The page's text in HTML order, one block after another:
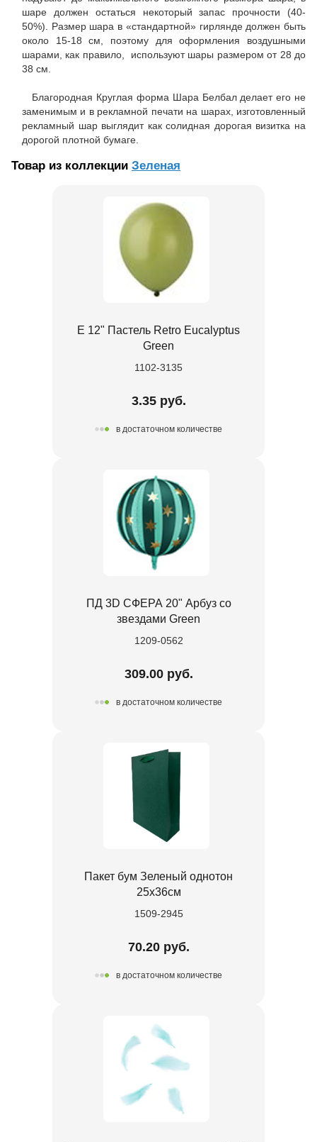
шаре должен остаться некоторый запас прочности (40-
50%). Размер шара в «стандартной» гирлянде должен быть
около 15-18 см, поэтому для оформления воздушными
шарами, как правило, используют шары размером от 28 до
38 см.
Благородная Круглая форма Шара Белбал делает его не
заменимым и в рекламной печати на шарах, изготовленный
рекламный шар выглядит как солидная дорогая визитка на
дорогой плотной бумаге.
Товар из коллекции Зеленая
Е 12" Пастель Retro Eucalyptus
Green
1102-3135
3.35 руб.
в достаточном количестве
ПД 3D СФЕРА 20" Арбуз со
звездами Green
1209-0562
309.00 руб.
в достаточном количестве
Пакет бум Зеленый однотон
25х36см
1509-2945
70.20 руб.
в достаточном количестве